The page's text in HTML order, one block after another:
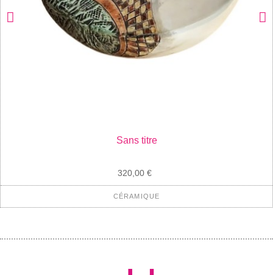
Sans titre
320,00 €
CÉRAMIQUE